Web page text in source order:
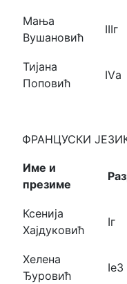
Мања
Вушановић
IIIг
Тијана
Поповић
IVа
ФРАНЦУСКИ
Име и
презиме
Ксенија
Хајдуковић
Iг
Хелена
Ђуровић
Ie3